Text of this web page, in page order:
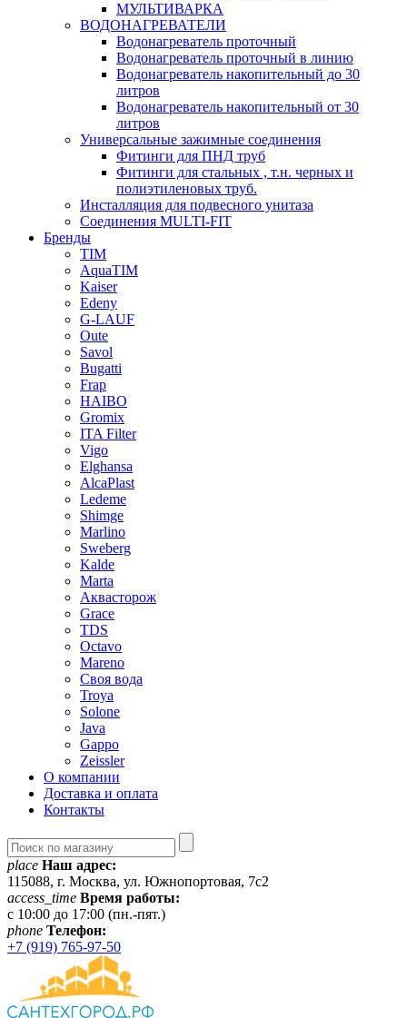
МУЛЬТИВАРКА
ВОДОНАГРЕВАТЕЛИ
Водонагреватель проточный
Водонагреватель проточный в линию
Водонагреватель накопительный до 30
литров
Водонагреватель накопительный от 30
литров
Универсальные зажимные соединения
Фитинги для ПНД труб
Фитинги для стальных , т.н. черных и
полиэтиленовых труб.
Инсталляция для подвесного унитаза
Соединения MULTI-FIT
Бренды
TIM
AquaTIM
Kaiser
Edeny
G-LAUF
Oute
Savol
Bugatti
Frap
HAIBO
Gromix
ITA Filter
Vigo
Elghansa
AlcaPlast
Ledeme
Shimge
Marlino
Sweberg
Kalde
Marta
Аквасторож
Grace
TDS
Octavo
Mareno
Своя вода
Troya
Solone
Java
Gappo
Zeissler
О компании
Доставка и оплата
Контакты
place Наш адрес:
115088, г. Москва, ул. Южнопортовая, 7с2
access_time Время работы:
c 10:00 до 17:00 (пн.-пят.)
phone Телефон:
+7 (919) 765-97-50